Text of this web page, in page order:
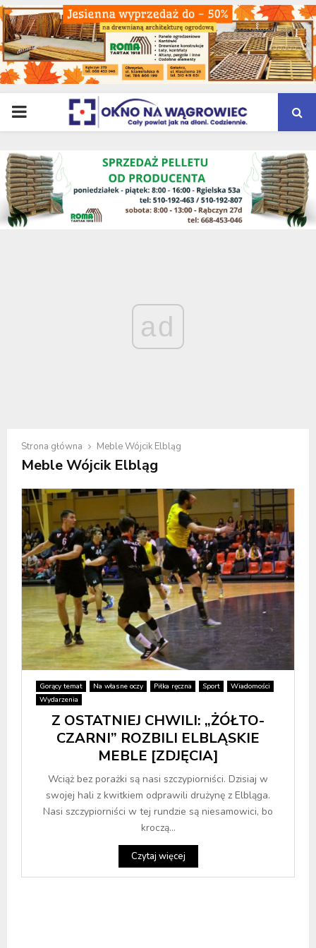
PRIMARY
MENU
ad
Strona główna Meble Wójcik Elbląg
Meble Wójcik Elbląg
Gorący temat Na własne oczy Piłka ręczna Sport
Wiadomości
Wydarzenia
Z OSTATNIEJ CHWILI: „ŻÓŁTO-
CZARNI” ROZBILI ELBLĄSKIE
MEBLE [ZDJĘCIA]
Wciąż bez porażki są nasi szczypiorniści. Dzisiaj w
swojej hali z kwitkiem odprawili drużynę z Elbląga.
Nasi szczypiorniści w tej rundzie są niesamowici, bo
kroczą...
Czytaj więcej